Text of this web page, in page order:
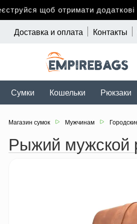
щоб отримати додаткові
Доставка и оплата Контакты
Сумки Кошельки Рюкзаки
Магазин сумок Мужчинам
Рыжий мужской